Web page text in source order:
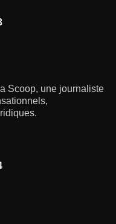
Scoop, une journaliste